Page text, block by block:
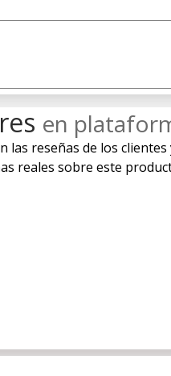
en
las reseñas de los
reales sobre este